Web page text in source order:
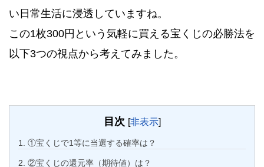
い日常生活に浸透していますね。
この1枚300円という気軽に買える宝くじの必勝法を
以下3つの視点から考えてみました。
目次 [非表示]
1. ①宝くじで1等に当選する確率は？
2. ②宝くじの還元率（期待値）は？